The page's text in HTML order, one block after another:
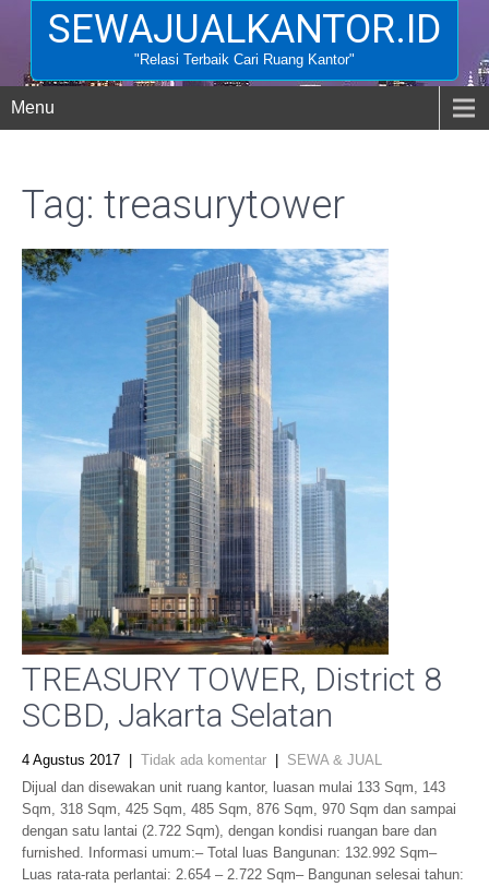
SEWAJUALKANTOR.ID
"Relasi Terbaik Cari Ruang Kantor"
Menu
Tag: treasurytower
TREASURY TOWER, District 8
SCBD, Jakarta Selatan
4 Agustus 2017 Tidak ada komentar
SEWA & JUAL
Dijual dan disewakan unit ruang kantor, luasan mulai 133 Sqm, 143
Sqm, 318 Sqm, 425 Sqm, 485 Sqm, 876 Sqm, 970 Sqm dan sampai
dengan satu lantai (2.722 Sqm), dengan kondisi ruangan bare dan
furnished. Informasi umum:– Total luas Bangunan: 132.992 Sqm–
Luas rata-rata perlantai: 2.654 – 2.722 Sqm– Bangunan selesai tahun: